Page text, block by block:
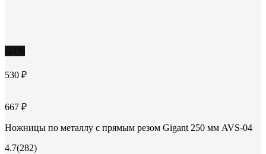
530 ₽
667 ₽
Ножницы по металлу с прямым резом Gigant 250 мм AVS-04
4.7(282)